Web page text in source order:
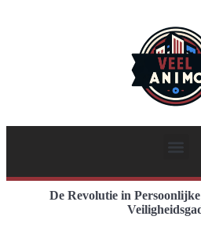
De Revolutie in